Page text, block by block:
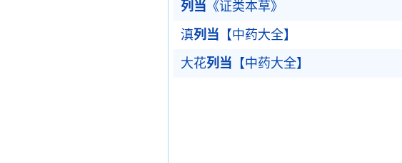
列当 《证类本草》
滇列当 【中药大全】
大花列当 【中药大全】